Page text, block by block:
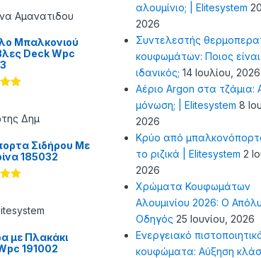
Αμανατιδου
Μπαλκονιού
Deck Wpc
Δημ
Σιδήρου Με
185032
με Πλακάκι
191002
αλουμίνιο; | Elitesystem
2026
Συντελεστής
κουφωμάτων: Ποιος
ιδανικός; 14 Ιουλίου, 2026
Αέριο Argon στα τζάμια:
μόνωση; | Elitesystem 8
2026
Κρύο από
το ριζικά | Elitesystem 2
2026
Χρώματα Κουφωμάτων
Αλουμινίου 2026: Ο
Οδηγός 25 Ιουνίου, 2026
Ενεργειακό
κουφώματα: Αύξηση